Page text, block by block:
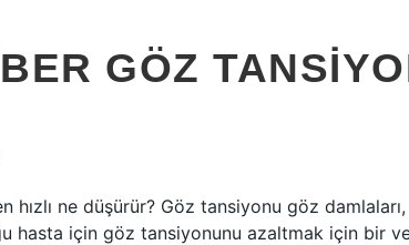
GÖZ
hızlı ne düşürür? Göz tansiyonu göz
hasta için göz tansiyonunu azaltmak için bir